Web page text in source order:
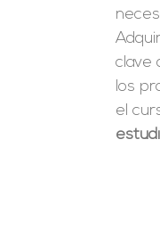
clave
los
el